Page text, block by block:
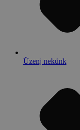
Üzenj nekünk